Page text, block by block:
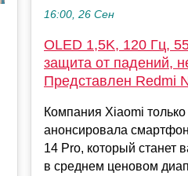
16:00, 26 Сен
OLED 1,5K, 120 Гц,
защита от падений,
Представлен Redmi
Компания Xiaomi только
анонсировала
14 Pro, который станет
в среднем ценовом